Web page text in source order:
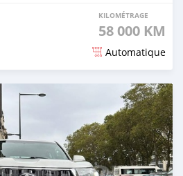
KILOMÉTRAGE
58 000 KM
Automatique